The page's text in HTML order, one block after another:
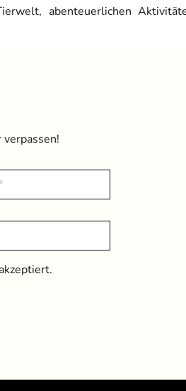
abenteuerlichen